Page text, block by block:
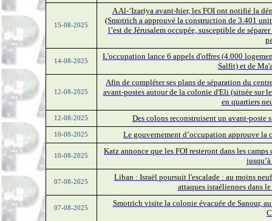
15-08-2025
A Al-‘Izariya avant-hier, les FOI ont notifié la
(Smotrich a approuvé la construction de 3.401
l’est de Jérusalem occupée, susceptible de
14-08-2025
L'occupation lance 6 appels d'offres (4.000
Salfit) et de
12-08-2025
Afin de compléter ses plans de séparation du
avant-postes autour de la colonie d'Eli (située sur
en quartiers
12-08-2025 Des colons reconstruisent un avant-poste
10-08-2025 Le gouvernement d’occupation approuve la
10-08-2025
Katz annonce que les FOI resteront dans les
07-08-2025
Liban : Israël poursuit l'escalade : au moins
attaques israéliennes dans
07-08-2025
Smotrich visite la colonie évacuée de Sanour,